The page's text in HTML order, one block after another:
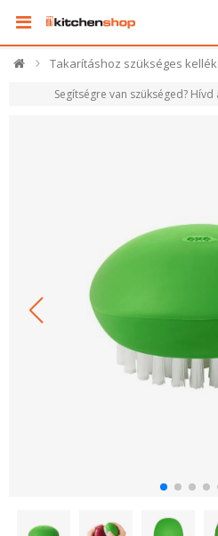
Takarításhoz szükséges
Segítségre van szükséged? Hívd